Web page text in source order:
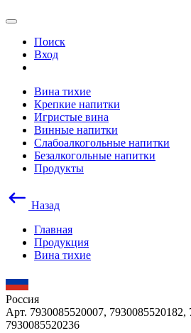
Поиск
Вход
Вина тихие
Крепкие напитки
Игристые вина
Винные напитки
Слабоалкогольные напитки
Безалкогольные напитки
Продукты
Назад
Главная
Продукция
Вина тихие
Россия
Арт. 7930085520007, 7930085520182,
7930085520236